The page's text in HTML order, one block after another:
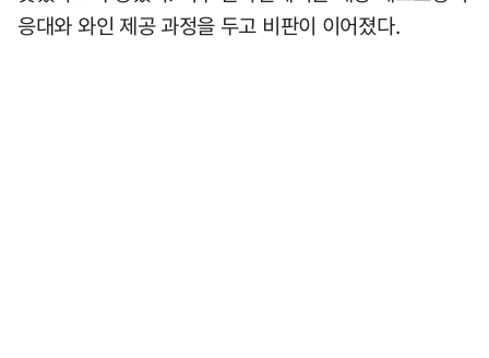
응대와 와인 제공 과정을 두고 비판이 이어졌다.